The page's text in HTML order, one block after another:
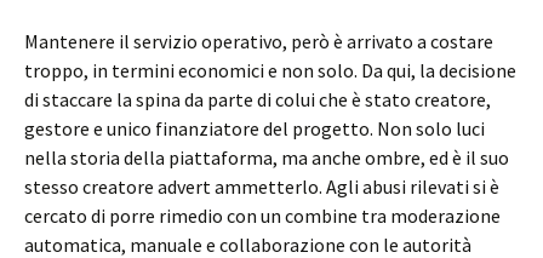
Mantenere il servizio operativo, però è arrivato a costare
troppo, in termini economici e non solo. Da qui, la decisione
di staccare la spina da parte di colui che è stato creatore,
gestore e unico finanziatore del progetto. Non solo luci
nella storia della piattaforma, ma anche ombre, ed è il suo
stesso creatore advert ammetterlo. Agli abusi rilevati si è
cercato di porre rimedio con un combine tra moderazione
automatica, manuale e collaborazione con le autorità